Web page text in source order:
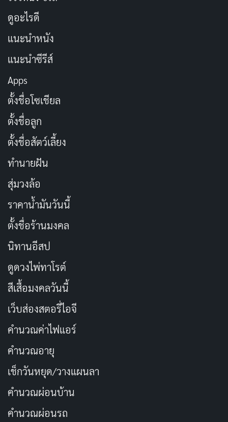
ดูอะไรดี
แนะนำหนัง
แนะนำซีรีส์
Apps
ตั้งชื่อโซเชียล
ตั้งชื่อลูก
ตั้งชื่อสัตว์เลี้ยง
ทำนายฝัน
สุ่มวงล้อ
ราคาน้ำมันวันนี้
ตั้งชื่อร้านมงคล
นิทานอีสป
ดูดวงไพ่ทาโรต์
สีเสื้อมงคลวันนี้
เว็บส่องสตอรี่ไอจี
คำนวณค่าไฟแอร์
คำนวณอายุ
เช็กวันหยุด/วางแผนลา
คำนวณผ่อนบ้าน
คำนวณผ่อนรถ